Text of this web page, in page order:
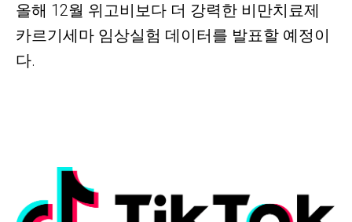
올해 12월 위고비보다 더 강력한 비만치료제
카르기세마 임상실험 데이터를 발표할 예정이
다.